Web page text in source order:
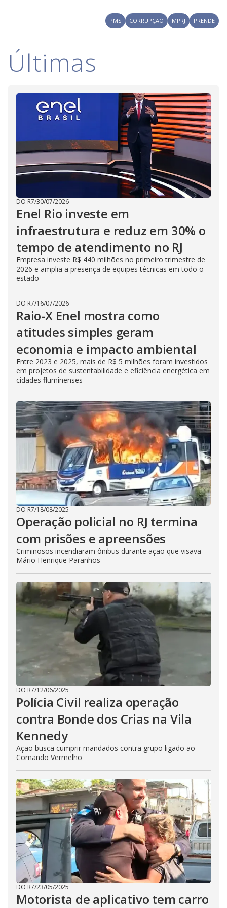
V
o
PMS CORRUPÇÃO MPRJ PRENDE
Últimas
DO R7/30/07/2026
Enel Rio investe em
infraestrutura e reduz em 30% o
tempo de atendimento no RJ
Empresa investe R$ 440 milhões no primeiro trimestre de
2026 e amplia a presença de equipes técnicas em todo o
estado
DO R7/16/07/2026
Raio-X Enel mostra como
atitudes simples geram
economia e impacto ambiental
Entre 2023 e 2025, mais de R$ 5 milhões foram investidos
em projetos de sustentabilidade e eficiência energética em
cidades fluminenses
DO R7/18/08/2025
Operação policial no RJ termina
com prisões e apreensões
Criminosos incendiaram ônibus durante ação que visava
Mário Henrique Paranhos
DO R7/12/06/2025
Polícia Civil realiza operação
contra Bonde dos Crias na Vila
Kennedy
Ação busca cumprir mandados contra grupo ligado ao
Comando Vermelho
DO R7/23/05/2025
Motorista de aplicativo tem carro